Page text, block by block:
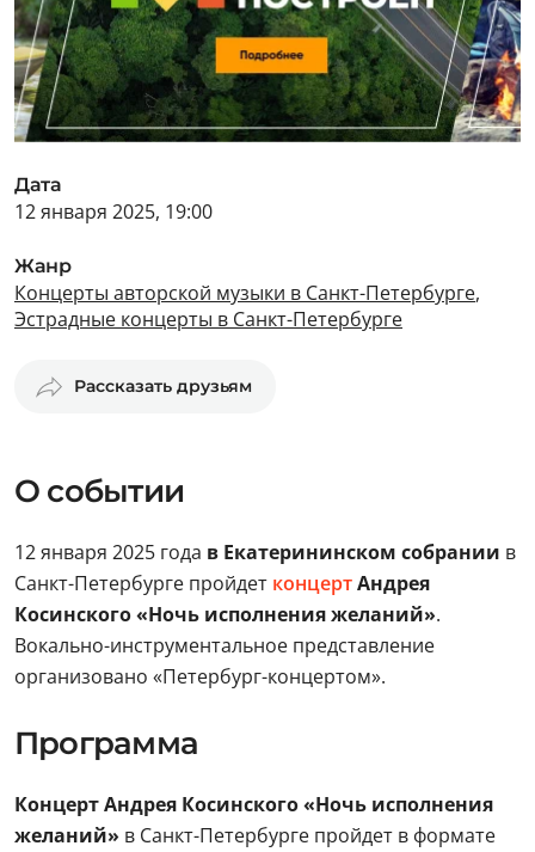
Дата
12 января 2025, 19:00
Жанр
Концерты авторской музыки в Санкт-Петербурге,
Эстрадные концерты в Санкт-Петербурге
Рассказать друзьям
О событии
12 января 2025 года в Екатерининском собрании в
Санкт-Петербурге пройдет концертАндрея
Косинского «Ночь исполнения желаний».
Вокально-инструментальное представление
организовано «Петербург-концертом».
Программа
Концерт Андрея Косинского «Ночь исполнения
желаний» в Санкт-Петербурге пройдет в формате